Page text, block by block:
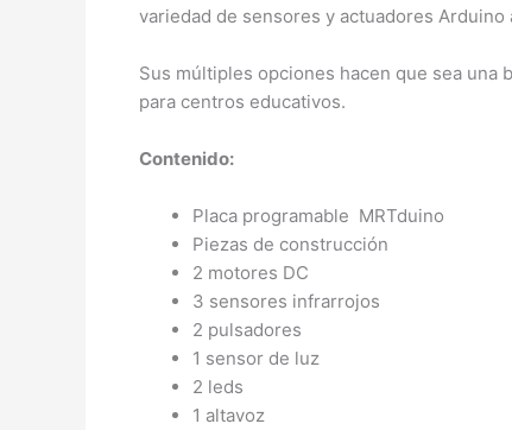
variedad de sensores y actuadores
Sus múltiples opciones hacen que sea una
para centros educativos.
Contenido:
Placa programable MRTduino
Piezas de construcción
2 motores DC
3 sensores infrarrojos
2 pulsadores
1 sensor de luz
2 leds
1 altavoz